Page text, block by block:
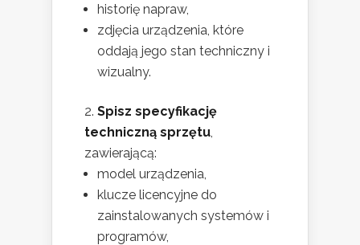
historię napraw,
zdjęcia urządzenia, które
oddają jego stan techniczny i
wizualny.
Spisz specyfikację
techniczną sprzętu,
zawierającą:
model urządzenia,
klucze licencyjne do
zainstalowanych systemów i
programów,